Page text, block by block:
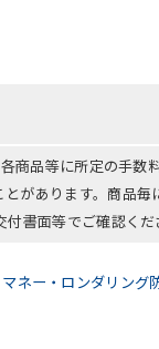
品等に所定の手
があります。商品
書面等でご確認くだ
マネー・ロンダリング